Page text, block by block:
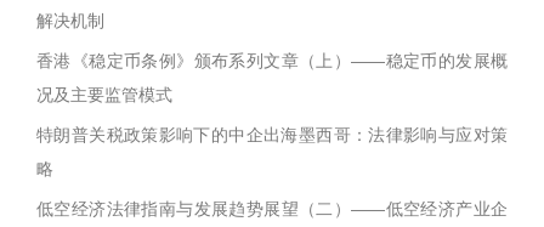
解决机制
香港《稳定币条例》颁布系列文章（上）——稳定币的发展概
况及主要监管模式
特朗普关税政策影响下的中企出海墨西哥：法律影响与应对策
略
低空经济法律指南与发展趋势展望（二）——低空经济产业企